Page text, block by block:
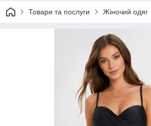
Товари та послуги Жіночий одяг